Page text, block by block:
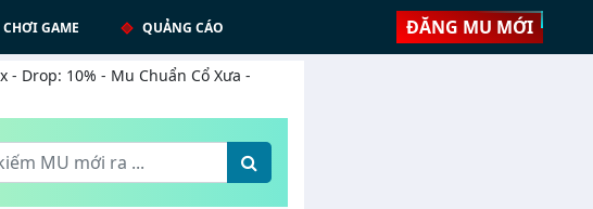
GAME QUẢNG CÁO ĐĂNG MU MỚI
- Drop: 10% - Mu Chuẩn Cổ Xưa -